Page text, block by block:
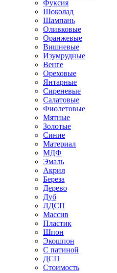
Фуксия
Шоколад
Шампань
Оливковые
Оранжевые
Вишневые
Изумрудные
Венге
Ореховые
Янтарные
Сиреневые
Салатовые
Фиолетовые
Мятные
Золотые
Синие
Материал
МДФ
Эмаль
Акрил
Береза
Дерево
Дуб
ЛДСП
Массив
Пластик
Шпон
Экошпон
С патиной
ДСП
Стоимость